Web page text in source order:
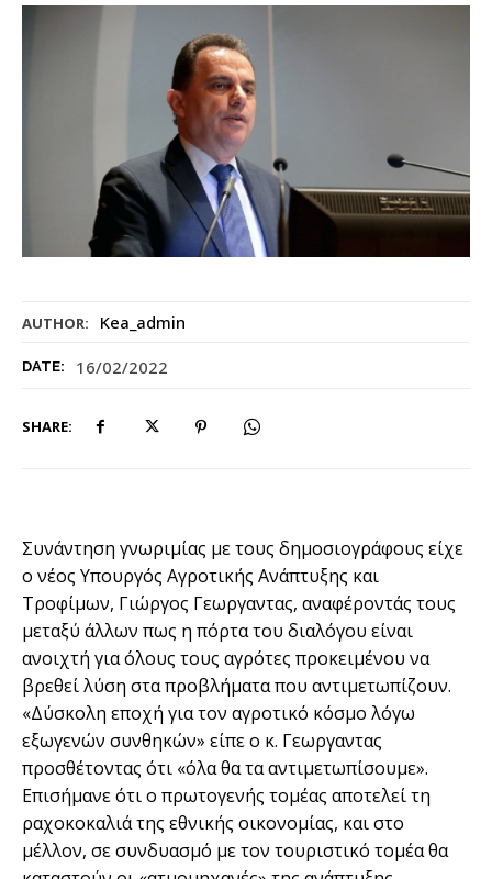
AUTHOR: Kea_admin
DATE: 16/02/2022
SHARE:
Συνάντηση γνωριμίας με τους δημοσιογράφους είχε
ο νέος Υπουργός Αγροτικής Ανάπτυξης και
Τροφίμων, Γιώργος Γεωργαντας, αναφέροντάς τους
μεταξύ άλλων πως η πόρτα του διαλόγου είναι
ανοιχτή για όλους τους αγρότες προκειμένου να
βρεθεί λύση στα προβλήματα που αντιμετωπίζουν.
«Δύσκολη εποχή για τον αγροτικό κόσμο λόγω
εξωγενών συνθηκών» είπε ο κ. Γεωργαντας
προσθέτοντας ότι «όλα θα τα αντιμετωπίσουμε».
Επισήμανε ότι ο πρωτογενής τομέας αποτελεί τη
ραχοκοκαλιά της εθνικής οικονομίας, και στο
μέλλον, σε συνδυασμό με τον τουριστικό τομέα θα